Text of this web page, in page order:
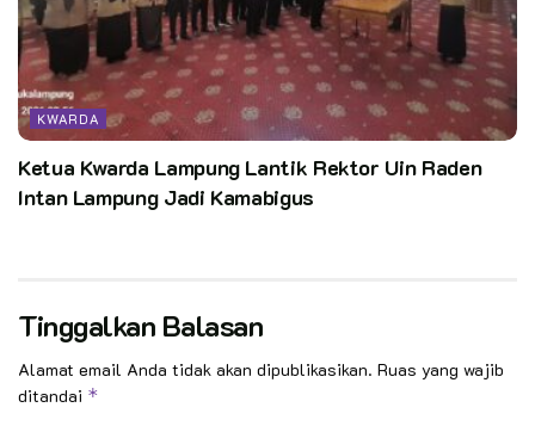
KWARDA
Ketua Kwarda Lampung Lantik Rektor Uin Raden
Intan Lampung Jadi Kamabigus
Tinggalkan Balasan
Alamat email Anda tidak akan dipublikasikan. Ruas yang wajib
ditandai *